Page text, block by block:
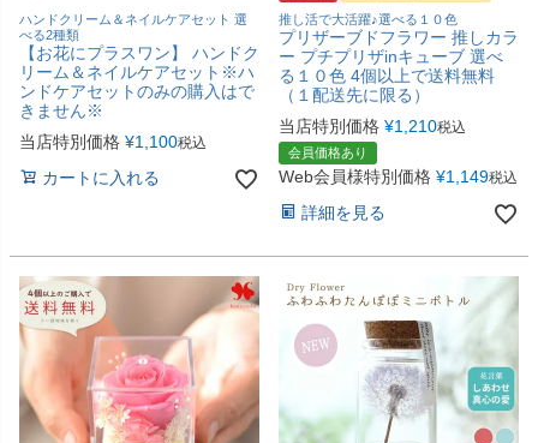
ハンドクリーム＆ネイルケアセット 選
べる2種類
【お花にプラスワン】 ハンドク
リーム＆ネイルケアセット※ハ
ンドケアセットのみの購入はで
きません※
当店特別価格 ¥1,100税込
カートに入れる
推し活で大活躍♪選べる１０色
プリザーブドフラワー 推しカラ
ー プチプリザinキューブ 選べ
る１０色 4個以上で送料無料
（１配送先に限る）
当店特別価格 ¥1,210税込
会員価格あり
Web会員様特別価格 ¥1,149税込
詳細を見る